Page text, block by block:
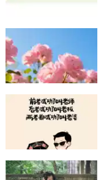
63.肉包子
64.对牛弹
65.赶鸭子上
66.老鼠钻风
67.癞蛤蟆想
68.秋后的